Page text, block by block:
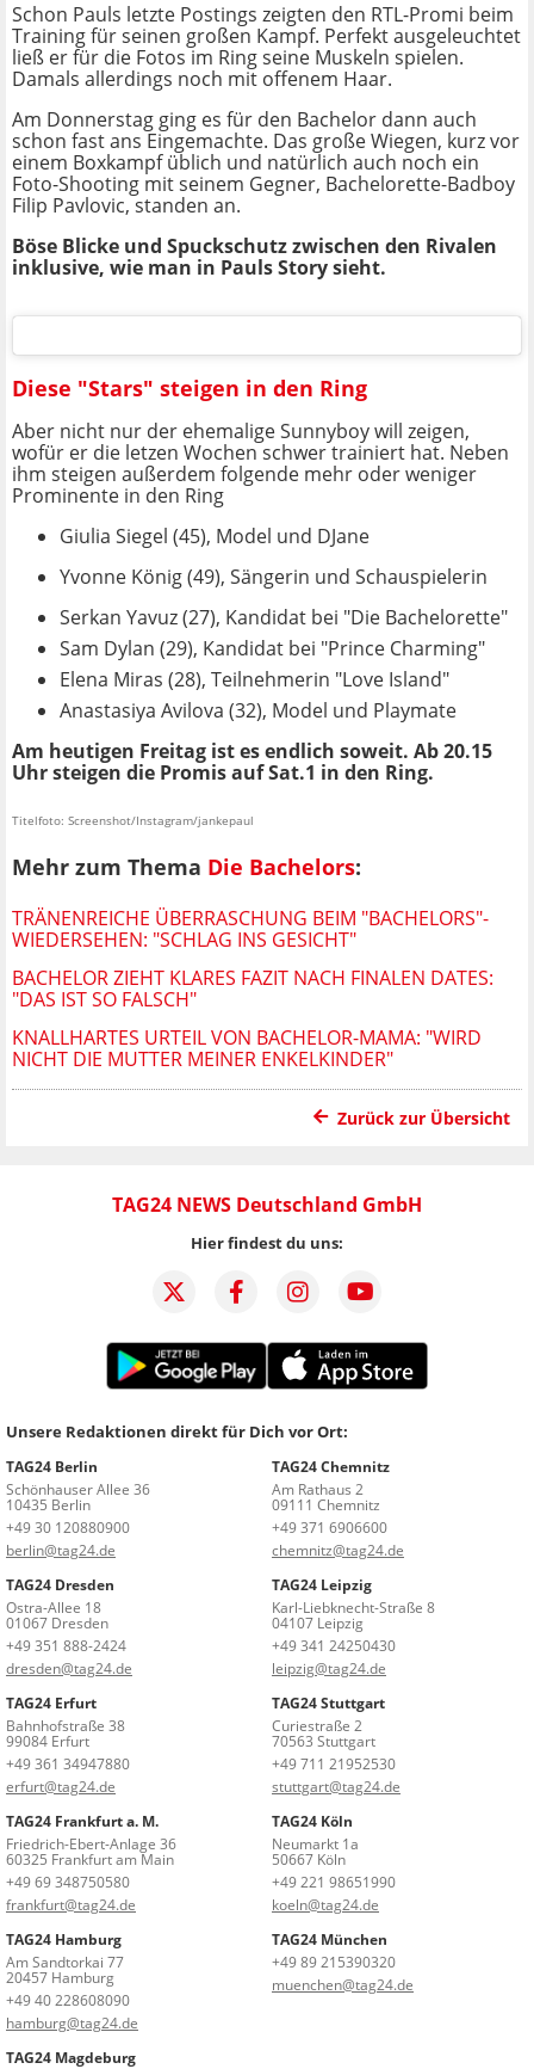
Schon Pauls letzte Postings zeigten den RTL-Promi beim
Training für seinen großen Kampf. Perfekt ausgeleuchtet
ließ er für die Fotos im Ring seine Muskeln spielen.
Damals allerdings noch mit offenem Haar.
Am Donnerstag ging es für den Bachelor dann auch
schon fast ans Eingemachte. Das große Wiegen, kurz vor
einem Boxkampf üblich und natürlich auch noch ein
Foto-Shooting mit seinem Gegner, Bachelorette-Badboy
Filip Pavlovic, standen an.
Böse Blicke und Spuckschutz zwischen den Rivalen
inklusive, wie man in Pauls Story sieht.
Diese "Stars" steigen in den Ring
Aber nicht nur der ehemalige Sunnyboy will zeigen,
wofür er die letzen Wochen schwer trainiert hat. Neben
ihm steigen außerdem folgende mehr oder weniger
Prominente in den Ring
Giulia Siegel (45), Model und DJane
Yvonne König (49), Sängerin und Schauspielerin
Serkan Yavuz (27), Kandidat bei "Die Bachelorette"
Sam Dylan (29), Kandidat bei "Prince Charming"
Elena Miras (28), Teilnehmerin "Love Island"
Anastasiya Avilova (32), Model und Playmate
Am heutigen Freitag ist es endlich soweit. Ab 20.15
Uhr steigen die Promis auf Sat.1 in den Ring.
Titelfoto: Screenshot/Instagram/jankepaul
Mehr zum Thema Die Bachelors:
TRÄNENREICHE ÜBERRASCHUNG BEIM "BACHELORS"-
WIEDERSEHEN: "SCHLAG INS GESICHT"
BACHELOR ZIEHT KLARES FAZIT NACH FINALEN DATES:
"DAS IST SO FALSCH"
KNALLHARTES URTEIL VON BACHELOR-MAMA: "WIRD
NICHT DIE MUTTER MEINER ENKELKINDER"
Zurück zur Übersicht
TAG24 NEWS Deutschland GmbH
Hier findest du uns:
Unsere Redaktionen direkt für Dich vor Ort:
TAG24 Berlin
Schönhauser Allee 36
10435 Berlin
+49 30 120880900
berlin@tag24.de
TAG24 Chemnitz
Am Rathaus 2
09111 Chemnitz
+49 371 6906600
chemnitz@tag24.de
TAG24 Dresden
Ostra-Allee 18
01067 Dresden
+49 351 888-2424
dresden@tag24.de
TAG24 Leipzig
Karl-Liebknecht-Straße 8
04107 Leipzig
+49 341 24250430
leipzig@tag24.de
TAG24 Erfurt
Bahnhofstraße 38
99084 Erfurt
+49 361 34947880
erfurt@tag24.de
TAG24 Stuttgart
Curiestraße 2
70563 Stuttgart
+49 711 21952530
stuttgart@tag24.de
TAG24 Frankfurt a. M.
Friedrich-Ebert-Anlage 36
60325 Frankfurt am Main
+49 69 348750580
frankfurt@tag24.de
TAG24 Köln
Neumarkt 1a
50667 Köln
+49 221 98651990
koeln@tag24.de
TAG24 Hamburg
Am Sandtorkai 77
20457 Hamburg
+49 40 228608090
hamburg@tag24.de
TAG24 München
+49 89 215390320
muenchen@tag24.de
TAG24 Magdeburg